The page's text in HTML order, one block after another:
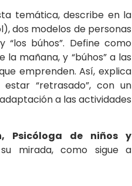
temática, describe en la
dos modelos de personas
búhos”. Define como
mañana, y “búhos” a las
emprenden. Así, explica
“retrasado”, con un
a las actividades
Psicóloga de niños y
mirada, como sigue a